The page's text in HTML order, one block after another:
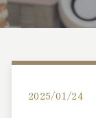
2025/01/24